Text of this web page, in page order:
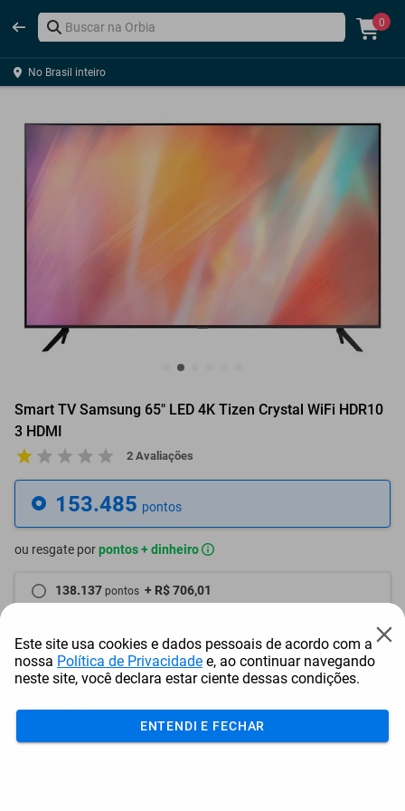
0
No Brasil inteiro
Smart TV Samsung 65" LED 4K Tizen Crystal WiFi HDR10
3 HDMI
2 Avaliações
153.485 pontos
ou resgate porpontos + dinheiro
138.137 pontos + R$ 706,01
122.788 pontos + R$ 1.412,06
Frete e Prazo
Calcular frete
Este site usa cookies e dados pessoais de acordo com a
nossa Política de Privacidade e, ao continuar navegando
neste site, você declara estar ciente dessas condições.
ENTENDI E FECHAR